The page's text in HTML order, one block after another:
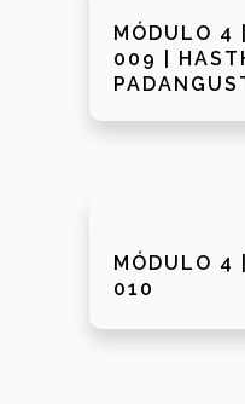
MÓDULO 4
009 |
MÓDULO 4
010